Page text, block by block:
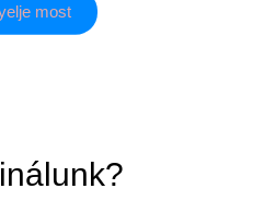
most